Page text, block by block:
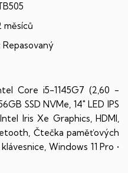
měsíců
Repasovaný
Core i5-1145G7 (2,60 -
SSD NVMe, 14" LED IPS
Iris Xe Graphics, HDMI,
Čtečka paměťových
Windows 11 Pro •